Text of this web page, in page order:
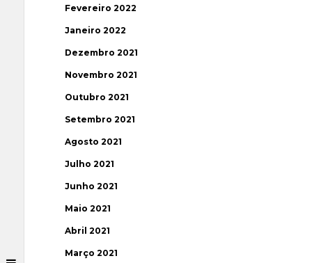
Fevereiro 2022
Janeiro 2022
Dezembro 2021
Novembro 2021
Outubro 2021
Setembro 2021
Agosto 2021
Julho 2021
Junho 2021
Maio 2021
Abril 2021
Março 2021